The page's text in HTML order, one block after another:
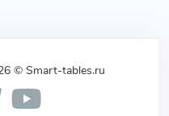
© Smart-tables.ru